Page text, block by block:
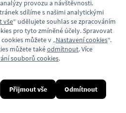
KP234_URBB
Béžová
Bavlna / Polyester
Solaris Urbino 10,5 IV
Autobus
provozu a návštěvnosti.
sdílíme s našimi analytickými
vše“ udělujete souhlas se zpracováním
pro tyto zmíněné účely. Spravovat
můžete v „Nastavení cookies“.
můžete takéodmítnout. Více
souborů cookies.
Odmítnout
Přijmout vše